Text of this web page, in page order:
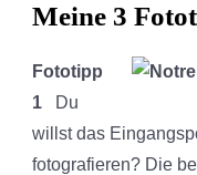
Meine 3
Fototipp
1
Du
willst das
fotografieren? Die